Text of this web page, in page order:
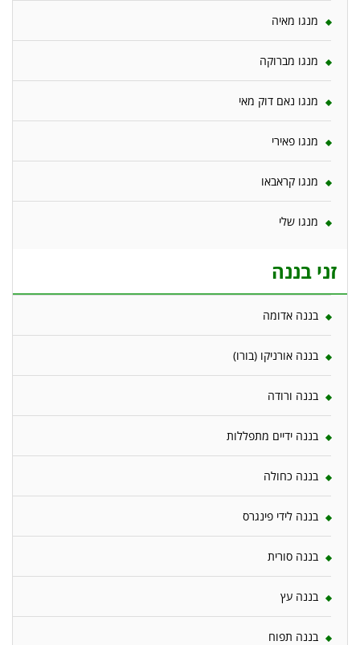
מנגו מאיה
מנגו מברוקה
מנגו נאם דוק מאי
מנגו פאירי
מנגו קראבאו
מנגו שלי
זני בננה
בננה אדומה
בננה אורניקו (בורו)
בננה ורודה
בננה ידיים מתפללות
בננה כחולה
בננה לידי פינגרס
בננה סורית
בננה עץ
בננה תפוח